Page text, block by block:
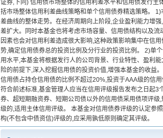
证券,下同) 信用债市场整体的信用利差水平和信用债发行
括市场整体信用利差曲线策略和单个信用债券精选策略。
差曲线的整体走势。在经济周期向上阶段,企业盈利能力增
差扩大。同时本基金也将考虑市场容量、信用债结构以及
因素也会对信用利差造成很大影响,这种政策影响集中在信
势,确定信用债券总的投资比例及分行业的投资比例。 2)单
用水平,本基金将根据发行人的公司背景、行业特性、盈利
险的前提下,深入挖掘信用债的投资价值,增强本基金的收益
信用债占持仓信用债的比例不超过20%,投资于AAA级的信
符合前述标准,基金管理人应当在信用评级报告发布之日起
券、超短期融资券、短期公司债以外的信用债采用债项评
级的,适用主体信用评级。 本基金对信用债券评级的认定参
构(不包含中债资信)评级的,应采用孰低原则确定其评级。